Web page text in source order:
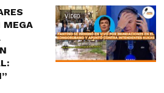
MEGA
VIDEO